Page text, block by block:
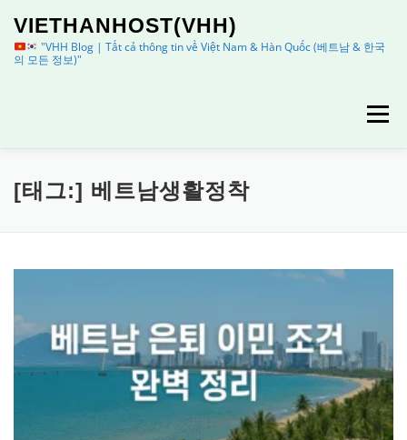
VIETHANHOST(VHH)
"VHH Blog | Tất cả thông tin về Việt Nam & Hàn Quốc (베트남 & 한국
의 모든 정보)"
메뉴
HOME 정보 이용안내
[태그:] 베트남생활정착